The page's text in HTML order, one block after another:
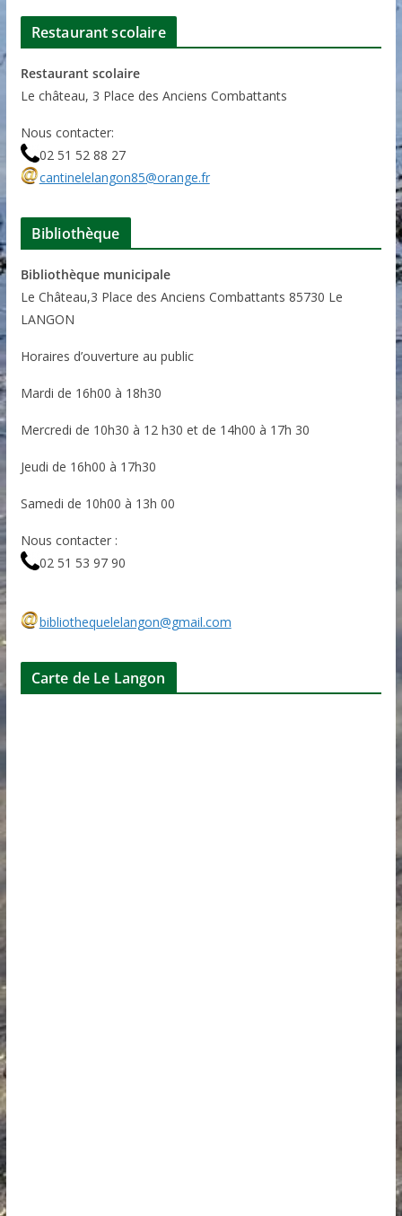
Restaurant scolaire
Restaurant scolaire
Le château, 3 Place des Anciens Combattants
Nous contacter:
02 51 52 88 27
cantinelelangon85@orange.fr
Bibliothèque
Bibliothèque municipale
Le Château,3 Place des Anciens Combattants 85730 Le
LANGON
Horaires d’ouverture au public
Mardi de 16h00 à 18h30
Mercredi de 10h30 à 12 h30 et de 14h00 à 17h 30
Jeudi de 16h00 à 17h30
Samedi de 10h00 à 13h 00
Nous contacter :
02 51 53 97 90
bibliothequelelangon@gmail.com
Carte de Le Langon